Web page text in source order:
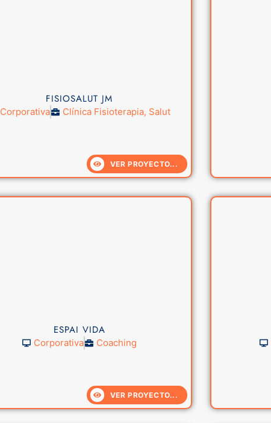
FISIOSALUT JM
Corporativa Clínica Fisioterapia, Salut
VER PROYECTO...
ESPAI VIDA
Corporativa Coaching
VER PROYECTO...